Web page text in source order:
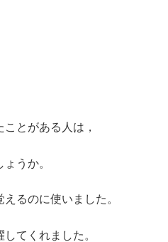
とがある人は，
うか。
るのに使いました。
てくれました。